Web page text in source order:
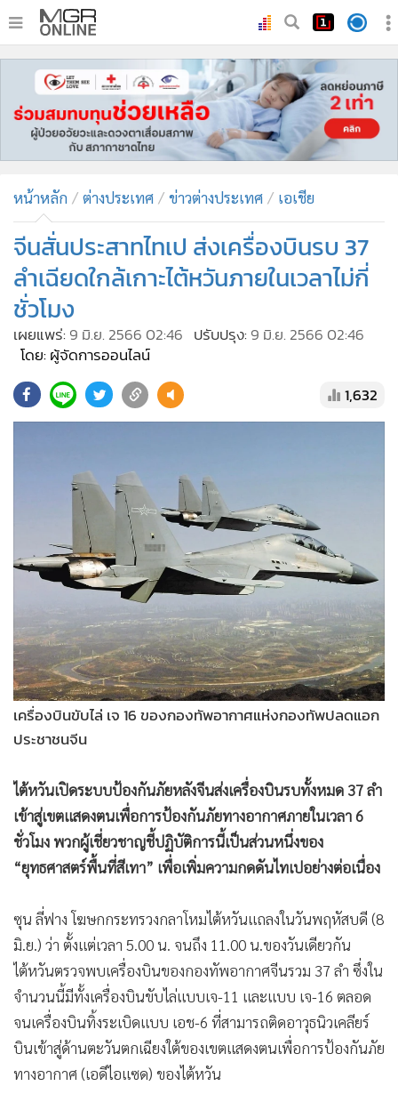
หน้าหลัก
ทันเหตุการณ์
• ภาคใต้
• บันเทิง
ผู้จัดการรายวัน
• คอลัมนิสต์
• ละคร
• CbizReview
• Cyber BIZ
• Good health & Well-being
• Green Innovation & SD
MGR Live
Infographic
• ท่องเที่ยว
ต่างประเทศ
• Special Scoop
• เศรษฐกิจ-ธุรกิจ
• จีน
ชุมชน-คุณภาพชีวิต
• Motoring
• เกม
• วิทยาศาสตร์
• SMEs
• อินโดจีน
• กองทุนรวม
• Celeb Online
• Factcheck
• ญี่ปุ่น
• News1
หน้าหลัก ต่างประเทศ ข่าวต่างประเทศ เอเชีย
จีนสั่นประสาทไทเป ส่งเครื่องบินรบ 37
ลำเฉียดใกล้เกาะไต้หวันภายในเวลาไม่กี่
ชั่วโมง
เผยแพร่: 9 มิ.ย. 2566 02:46 ปรับปรุง: 9 มิ.ย. 2566 02:46
โดย: ผู้จัดการออนไลน์
1,632
เครื่องบินขับไล่ เจ 16 ของกองทัพอากาศแห่งกองทัพปลดแอก
ประชาชนจีน
ไต้หวันเปิดระบบป้องกันภัยหลังจีนส่งเครื่องบินรบทั้งหมด 37 ลำ
เข้าสู่เขตแสดงตนเพื่อการป้องกันภัยทางอากาศภายในเวลา 6
ชั่วโมง พวกผู้เชี่ยวชาญชี้ปฏิบัติการนี้เป็นส่วนหนึ่งของ
“ยุทธศาสตร์พื้นที่สีเทา” เพื่อเพิ่มความกดดันไทเปอย่างต่อเนื่อง
ซุน ลี่ฟาง โฆษกกระทรวงกลาโหมไต้หวันแถลงในวันพฤหัสบดี (8
มิ.ย.) ว่า ตั้งแต่เวลา 5.00 น. จนถึง 11.00 น.ของวันเดียวกัน
ไต้หวันตรวจพบเครื่องบินของกองทัพอากาศจีนรวม 37 ลำ ซึ่งใน
จำนวนนี้มีทั้งเครื่องบินขับไล่แบบเจ-11 และแบบ เจ-16 ตลอด
จนเครื่องบินทิ้งระเบิดแบบ เอช-6 ที่สามารถติดอาวุธนิวเคลียร์
บินเข้าสู่ด้านตะวันตกเฉียงใต้ของเขตแสดงตนเพื่อการป้องกันภัย
ทางอากาศ (เอดีไอแซด) ของไต้หวัน